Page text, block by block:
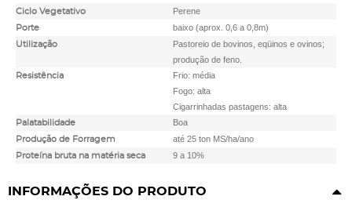
Ciclo Vegetativo Perene
Porte baixo (aprox. 0,6 a 0,8m)
Utilização
Pastoreio de bovinos, eqüinos e ovinos;
produção de feno.
Resistência
Frio: média
Fogo: alta
Cigarrinhadas pastagens: alta
Palatabilidade Boa
Produção de Forragem até 25 ton MS/ha/ano
Proteína bruta na matéria seca 9 a 10%
INFORMAÇÕES DO PRODUTO